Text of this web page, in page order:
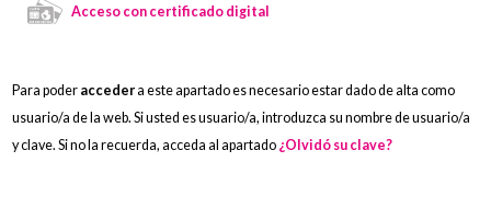
Para poder accedera este apartado es necesario estar dado de alta como
usuario/a de la web. Si usted es usuario/a, introduzca su nombre de usuario/a
y clave. Si no la recuerda, acceda al apartado ¿Olvidó su clave?